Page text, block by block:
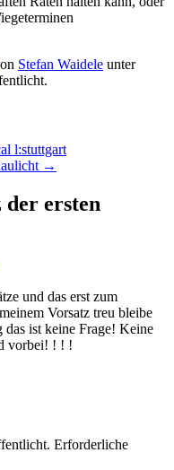
Stefan Waidele unter
l:stuttgart
→
der ersten
und das erst zum
Vorsatz treu bleibe
ist keine Frage! Keine
vorbei! ! ! !
Erforderliche